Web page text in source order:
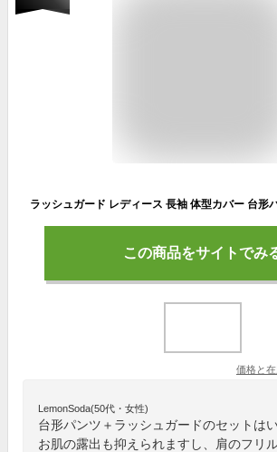
この商品をサイトでみ
価格と
LemonSoda(50代・女性)
台形パンツ＋ラッシュガードのセットは
お肌の露出も抑えられますし、肩のフリ